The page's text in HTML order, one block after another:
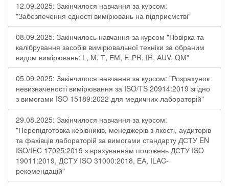
12.09.2025: Закінчилося навчання за курсом:
"Забезпечення єдності вимірювань на підприємстві"
08.09.2025: Закінчилось навчання за курсом "Повірка та
калібрування засобів вимірювальної техніки за обраним
видом вимірювань: L, М, Т, ЕМ, F, РR, ІR, АUV, QМ"
05.09.2025: Закінчилося навчання за курсом: "Розрахунок
невизначеності вимірювання за ISO/TS 20914:2019 згідно
з вимогами ISO 15189:2022 для медичних лабораторій"
29.08.2025: Закінчилося навчання за курсом:
"Перепідготовка керівників, менеджерів з якості, аудиторів
та фахівців лабораторій за вимогами стандарту ДСТУ EN
ISO/IEC 17025:2019 з врахуванням положень ДСТУ ISO
19011:2019, ДСТУ ISO 31000:2018, ЕА, ILAC-
рекомендацій"